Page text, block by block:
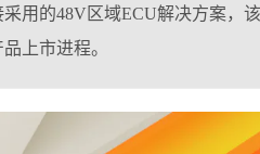
用的48V区域ECU解决方案，
上市进程。